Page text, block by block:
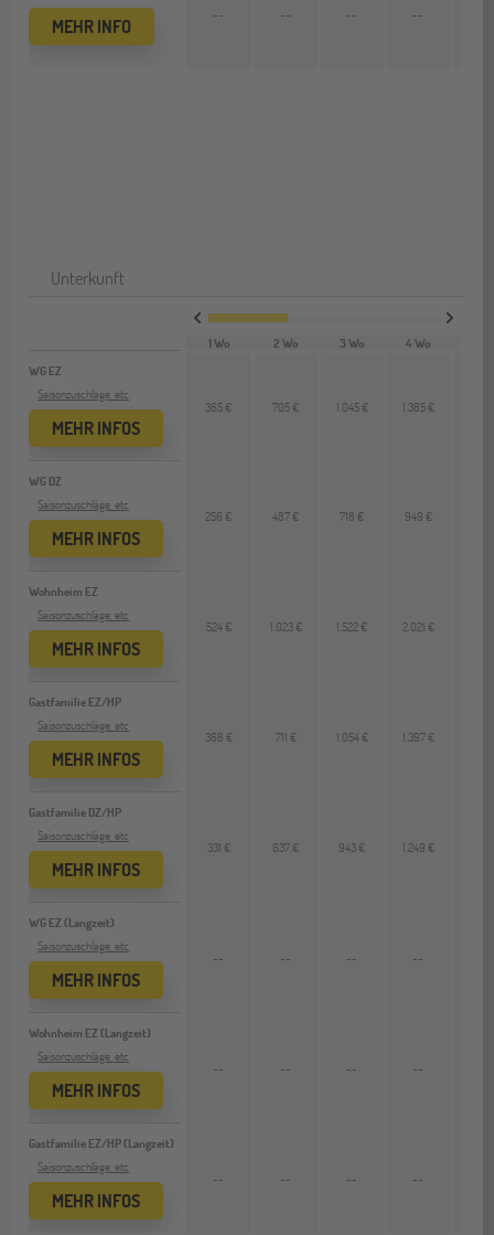
MEHR INFO
-- -- -- --
Unterkunft
WG EZ
Saisonzuschläge, etc
MEHR INFOS
WG DZ
Saisonzuschläge, etc
MEHR INFOS
Wohnheim EZ
Saisonzuschläge, etc
MEHR INFOS
Gastfamilie EZ/HP
Saisonzuschläge, etc
MEHR INFOS
Gastfamilie DZ/HP
Saisonzuschläge, etc
MEHR INFOS
WG EZ (Langzeit)
Saisonzuschläge, etc
MEHR INFOS
Wohnheim EZ (Langzeit)
Saisonzuschläge, etc
MEHR INFOS
Gastfamilie EZ/HP (Langzeit)
Saisonzuschläge, etc
MEHR INFOS
1 Wo 2 Wo 3 Wo 4 Wo
365 € 705 € 1.045 € 1.385 €
256 € 487 € 718 € 949 €
524 € 1.023 € 1.522 € 2.021 €
368 € 711 € 1.054 € 1.397 €
331 € 637 € 943 € 1.249 €
-- -- -- --
-- -- -- --
-- -- -- --